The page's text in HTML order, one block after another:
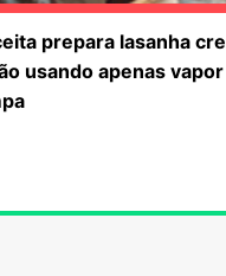
prepara lasanha
usando apenas